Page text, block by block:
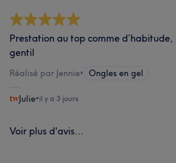
Prestation au top comme d’habitude,
gentil
Réalisé par Jennie• Ongles en gel
Julie•il y a 3 jours
Voir plus d'avis...